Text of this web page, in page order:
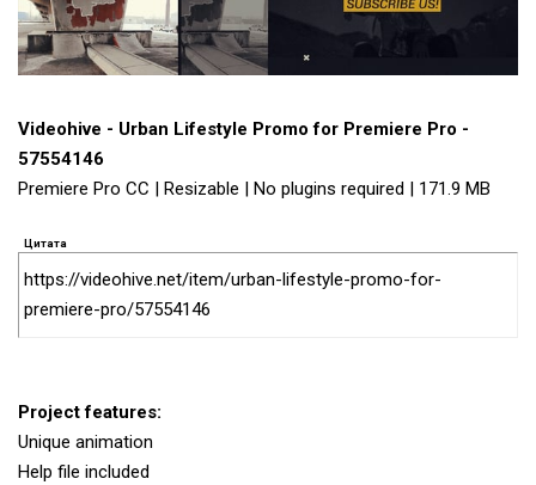
Videohive - Urban Lifestyle Promo for Premiere Pro -
57554146
Premiere Pro CC | Resizable | No plugins required | 171.9 MB
Цитата
https://videohive.net/item/urban-lifestyle-promo-for-
premiere-pro/57554146
Project features:
Unique animation
Help file included